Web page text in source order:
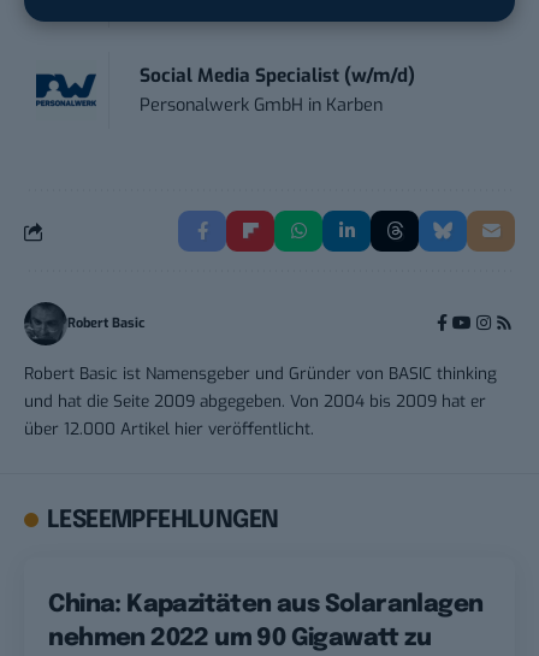
Social Media Specialist (w/m/d)
Personalwerk GmbH in Karben
Robert Basic
Robert Basic ist Namensgeber und Gründer von BASIC thinking
und hat die Seite 2009 abgegeben. Von 2004 bis 2009 hat er
über 12.000 Artikel hier veröffentlicht.
LESEEMPFEHLUNGEN
China: Kapazitäten aus Solaranlagen
nehmen 2022 um 90 Gigawatt zu